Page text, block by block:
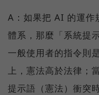
A：如果把 AI 的運作
體系，那麼「系統提
一般使用者的指令則
上，憲法高於法律；
提示語（憲法）衝突